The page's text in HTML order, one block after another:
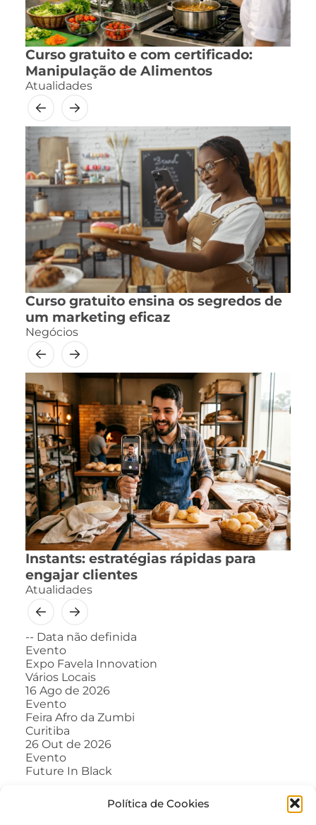
Política de Cookies
Curso gratuito e com certificado:
Manipulação de Alimentos
Atualidades
Curso gratuito ensina os segredos de
um marketing eficaz
Negócios
Instants: estratégias rápidas para
engajar clientes
Atualidades
-- Data não definida
Evento
Expo Favela Innovation
Vários Locais
16 Ago de 2026
Evento
Feira Afro da Zumbi
Curitiba
26 Out de 2026
Evento
Future In Black